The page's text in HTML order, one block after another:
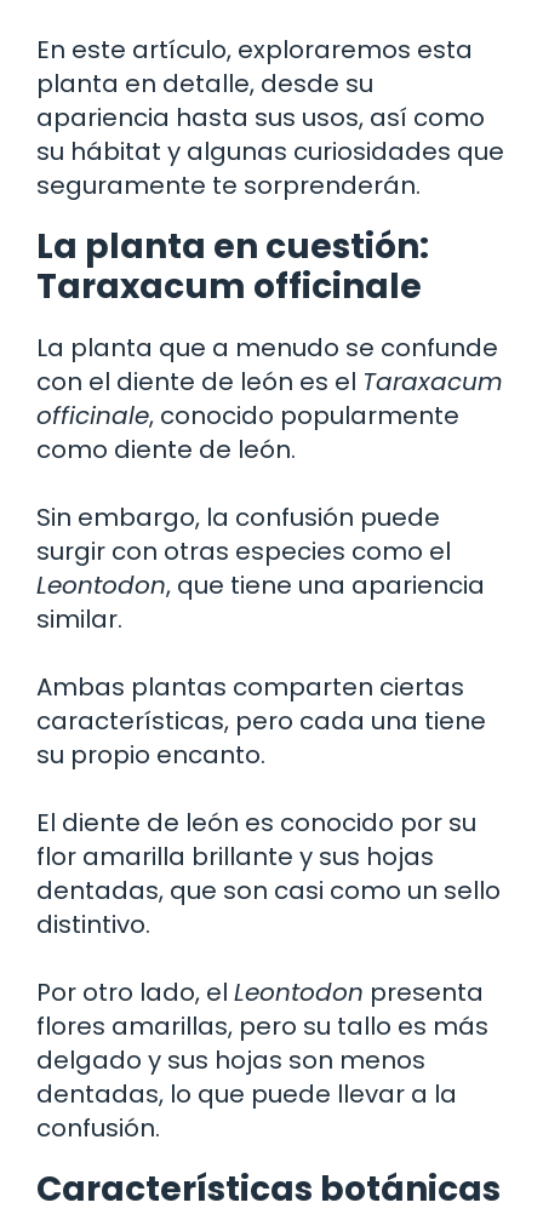
En este artículo, exploraremos esta
planta en detalle, desde su
apariencia hasta sus usos, así como
su hábitat y algunas curiosidades que
seguramente te sorprenderán.
La planta en cuestión:
Taraxacum officinale
La planta que a menudo se confunde
con el diente de león es el Taraxacum
officinale, conocido popularmente
como diente de león.
Sin embargo, la confusión puede
surgir con otras especies como el
Leontodon, que tiene una apariencia
similar.
Ambas plantas comparten ciertas
características, pero cada una tiene
su propio encanto.
El diente de león es conocido por su
flor amarilla brillante y sus hojas
dentadas, que son casi como un sello
distintivo.
Por otro lado, el Leontodon presenta
flores amarillas, pero su tallo es más
delgado y sus hojas son menos
dentadas, lo que puede llevar a la
confusión.
Características botánicas